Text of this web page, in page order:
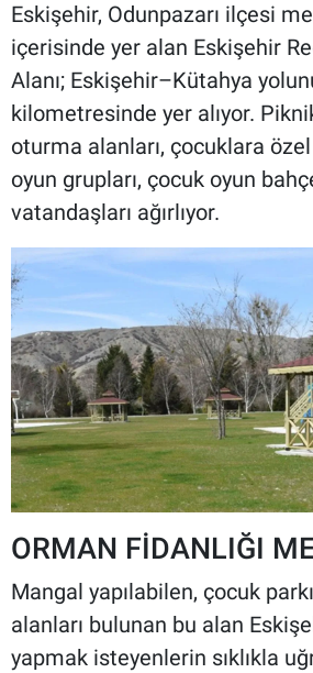
Eskişehir, Odunpazarı ilçesi
içerisinde yer alan Eskişehir
Alanı; Eskişehir–Kütahya
kilometresinde yer alıyor.
oturma alanları, çocuklara
oyun grupları, çocuk oyun
vatandaşları ağırlıyor.
ORMAN FİDANLIĞI
Mangal yapılabilen, çocuk
alanları bulunan bu alan
yapmak isteyenlerin sıklıkla